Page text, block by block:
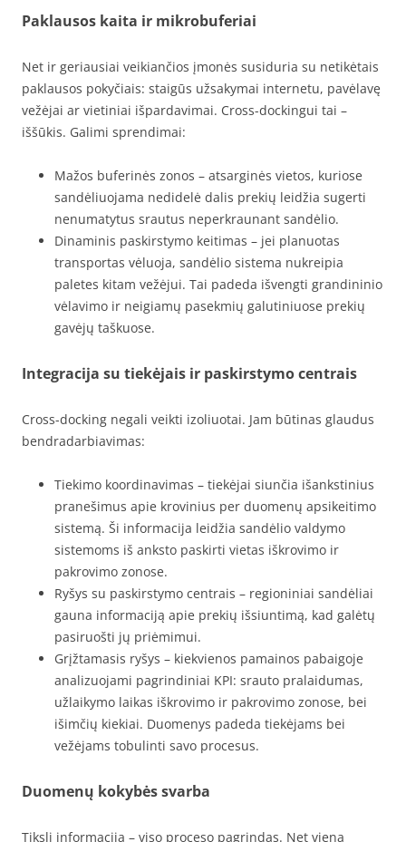
Paklausos kaita ir mikrobuferiai
Net ir geriausiai veikiančios įmonės susiduria su netikėtais
paklausos pokyčiais: staigūs užsakymai internetu, pavėlavę
vežėjai ar vietiniai išpardavimai. Cross-dockingui tai –
iššūkis. Galimi sprendimai:
Mažos buferinės zonos – atsarginės vietos, kuriose
sandėliuojama nedidelė dalis prekių leidžia sugerti
nenumatytus srautus neperkraunant sandėlio.
Dinaminis paskirstymo keitimas – jei planuotas
transportas vėluoja, sandėlio sistema nukreipia
paletes kitam vežėjui. Tai padeda išvengti grandininio
vėlavimo ir neigiamų pasekmių galutiniuose prekių
gavėjų taškuose.
Integracija su tiekėjais ir paskirstymo centrais
Cross-docking negali veikti izoliuotai. Jam būtinas glaudus
bendradarbiavimas:
Tiekimo koordinavimas – tiekėjai siunčia išankstinius
pranešimus apie krovinius per duomenų apsikeitimo
sistemą. Ši informacija leidžia sandėlio valdymo
sistemoms iš anksto paskirti vietas iškrovimo ir
pakrovimo zonose.
Ryšys su paskirstymo centrais – regioniniai sandėliai
gauna informaciją apie prekių išsiuntimą, kad galėtų
pasiruošti jų priėmimui.
Grįžtamasis ryšys – kiekvienos pamainos pabaigoje
analizuojami pagrindiniai KPI: srauto pralaidumas,
užlaikymo laikas iškrovimo ir pakrovimo zonose, bei
išimčių kiekiai. Duomenys padeda tiekėjams bei
vežėjams tobulinti savo procesus.
Duomenų kokybės svarba
Tiksli informacija – viso proceso pagrindas. Net viena